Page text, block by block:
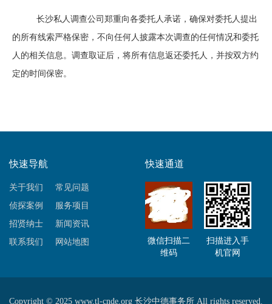
长沙私人调查公司郑重向各委托人承诺，确保对委托人提出
的所有线索严格保密，不向任何人披露本次调查的任何情况和委托
人的相关信息。调查取证后，将所有信息返还委托人，并按双方约
定的时间保密。
快速导航
关于我们
常见问题
侦探案例
服务项目
招贤纳士
新闻资讯
联系我们
网站地图
快速通道
微信扫描二
维码
扫描进入手
机官网
Copyright © 2025 www.tl-cnde.org 长沙中德事务所 All rights reserved.